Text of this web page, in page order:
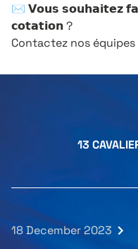
✉ 𝗩𝗼𝘂𝘀 𝘀𝗼𝘂𝗵𝗮𝗶𝘁𝗲𝘇
𝗰𝗼𝘁𝗮𝘁𝗶𝗼𝗻 ?
Contactez nos équipes
13
18 December 2023